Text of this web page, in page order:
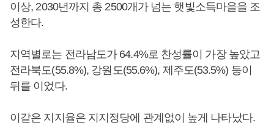
이상, 2030년까지 총 2500개가 넘는 햇빛소득마을을 조
성한다.
지역별로는 전라남도가 64.4%로 찬성률이 가장 높았고
전라북도(55.8%), 강원도(55.6%), 제주도(53.5%) 등이
뒤를 이었다.
이같은 지지율은 지지정당에 관계없이 높게 나타났다.